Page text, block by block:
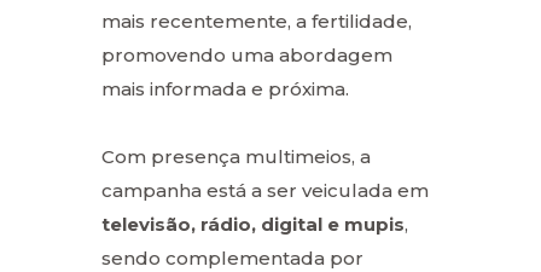
mais recentemente, a fertilidade,
promovendo uma abordagem
mais informada e próxima.
Com presença multimeios, a
campanha está a ser veiculada em
televisão, rádio, digital e mupis,
sendo complementada por